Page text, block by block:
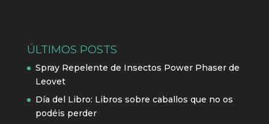
ÚLTIMOS POSTS
Spray Repelente de Insectos Power Phaser de
Leovet
Día del Libro: Libros sobre caballos que no os
podéis perder